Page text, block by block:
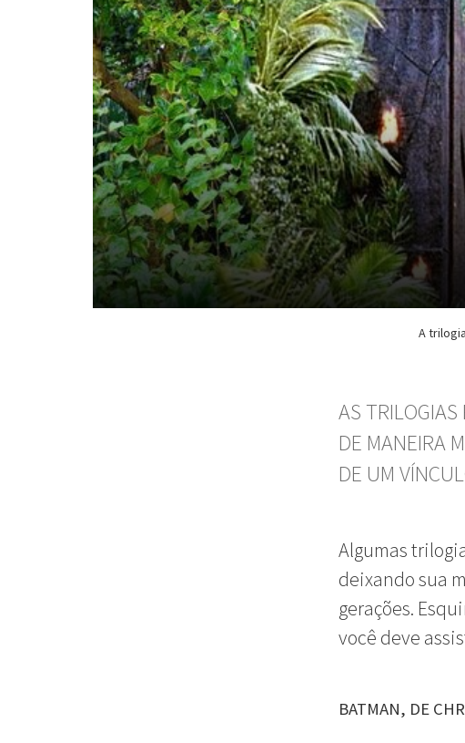
A
AS
DE MANEIRA
DE UM
Algumas
deixando sua
gerações.
você deve
BATMAN, DE